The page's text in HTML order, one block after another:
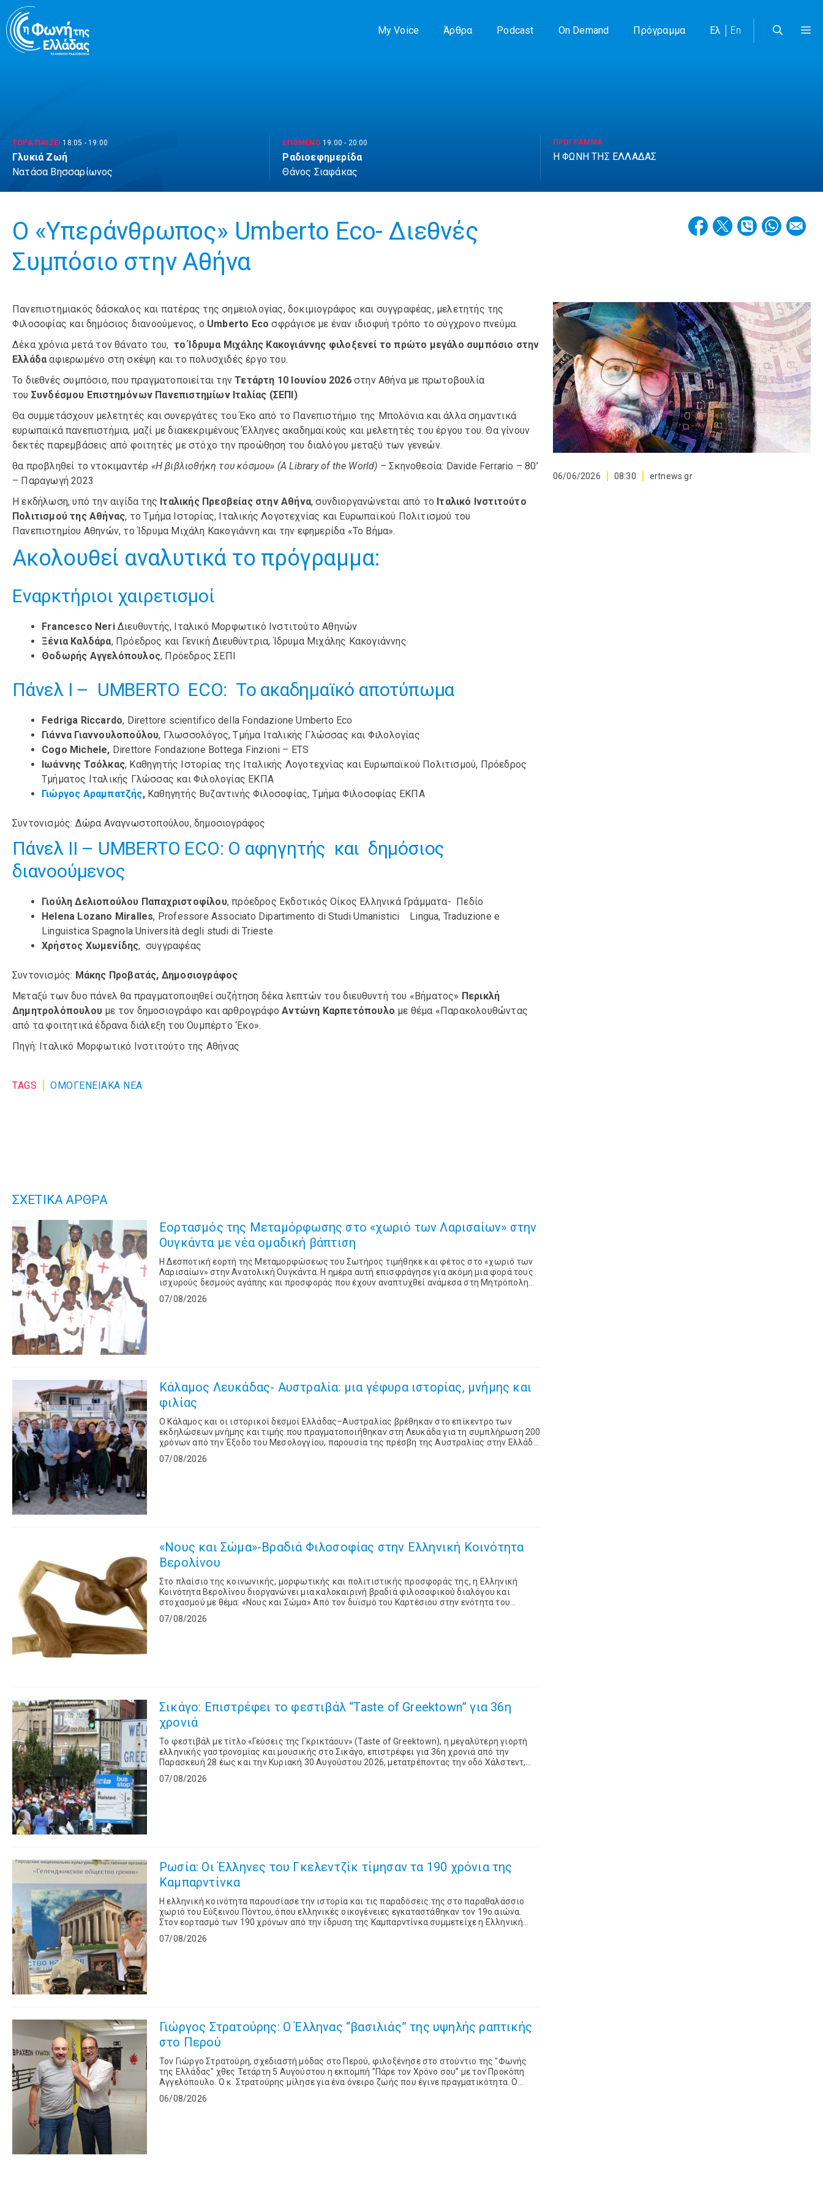
Μετάβαση
σε
περιεχόμενο
My Voice Άρθρα Podcast On Demand Πρόγραμμα Ελ En
ΤΩΡΑ ΠΑΙΖΕΙ18:05 -19:00
Γλυκιά Ζωή
Νατάσα Βησσαρίωνος
ΕΠΟΜΕΝΟ 19:00 - 20:00
Ραδιοεφημερίδα
Θάνος Σιαφάκας
ΠΡΟΓΡΑΜΜΑ
Η ΦΩΝΗ ΤΗΣ ΕΛΛΑΔΑΣ
Ο «Yπεράνθρωπος» Umberto Eco- Διεθνές
Συμπόσιο στην Αθήνα
Πανεπιστημιακός δάσκαλος και πατέρας της σημειολογίας, δοκιμιογράφος και συγγραφέας, μελετητής της
Φιλοσοφίας και δημόσιος διανοούμενος, ο Umberto Eco σφράγισε με έναν ιδιοφυή τρόπο το σύγχρονο πνεύμα.
Δέκα χρόνια μετά τον θάνατο του, το Ίδρυμα Μιχάλης Κακογιάννης φιλοξενεί το πρώτο μεγάλο συμπόσιο στην
Ελλάδα αφιερωμένο στη σκέψη και το πολυσχιδές έργο του.
Το διεθνές συμπόσιο, που πραγματοποιείται τηνΤετάρτη 10 Ιουνίου 2026στην Αθήνα με πρωτοβουλία
του Συνδέσμου Επιστημόνων Πανεπιστημίων Ιταλίας (ΣΕΠΙ)
Θα συμμετάσχουν μελετητές και συνεργάτες του Έκο από το Πανεπιστήμιο της Μπολόνια και άλλα σημαντικά
ευρωπαϊκά πανεπιστήμια, μαζί με διακεκριμένους Έλληνες ακαδημαϊκούς και μελετητές του έργου του. Θα γίνουν
δεκτές παρεμβάσεις από φοιτητές με στόχο την προώθηση του διαλόγου μεταξύ των γενεών.
θα προβληθεί το ντοκιμαντέρ «Η βιβλιοθήκη του κόσμου» (A Library of the World) – Σκηνοθεσία: Davide Ferrario – 80’
– Παραγωγή 2023
Η εκδήλωση, υπό την αιγίδα της Ιταλικής Πρεσβείας στην Αθήνα, συνδιοργανώνεται από το Ιταλικό Ινστιτούτο
Πολιτισμού της Αθήνας, το Τμήμα Ιστορίας, Ιταλικής Λογοτεχνίας και Ευρωπαϊκού Πολιτισμού του
Πανεπιστημίου Αθηνών, το Ίδρυμα Μιχάλη Κακογιάννη και την εφημερίδα «Το Βήμα».
Ακολουθεί αναλυτικά το πρόγραμμα:
Εναρκτήριοι χαιρετισμοί
Francesco NeriΔιευθυντής, Ιταλικό Μορφωτικό Ινστιτούτο Αθηνών
Ξένια Καλδάρα, Πρόεδρος και Γενική Διευθύντρια, Ίδρυμα Μιχάλης Κακογιάννης
Θοδωρής Αγγελόπουλος, Πρόεδρος ΣΕΠΙ
Πάνελ Ι – UMBERTO ECO: Το ακαδημαϊκό αποτύπωμα
Fedriga Riccardo, Direttore scientifico della Fondazione Umberto Eco
Γιάννα Γιαννουλοπούλου, Γλωσσολόγος, Τμήμα Ιταλικής Γλώσσας και Φιλολογίας
Cogo Michele, Direttore Fondazione Bottega Finzioni – ETS
Ιωάννης Τσόλκας, Καθηγητής Ιστορίας της Ιταλικής Λογοτεχνίας και Ευρωπαϊκού Πολιτισμού, Πρόεδρος
Τμήματος Ιταλικής Γλώσσας και Φιλολογίας ΕΚΠΑ
Γιώργος Αραμπατζής, Καθηγητής Βυζαντινής Φιλοσοφίας, Τμήμα Φιλοσοφίας ΕΚΠΑ
Συντονισμός: Δώρα Αναγνωστοπούλου, δημοσιογράφος
Πάνελ ΙΙ – UMBERTO ECO: Ο αφηγητής και δημόσιος
διανοούμενος
Γιούλη Δελιοπούλου Παπαχριστοφίλου, πρόεδρος Εκδοτικός Οίκος Ελληνικά Γράμματα- Πεδίο
Helena Lozano Miralles, Professore Associato Dipartimento di Studi Umanistici Lingua, Traduzione e
Linguistica Spagnola Università degli studi di Trieste
Χρήστος Χωμενίδης, συγγραφέας
Συντονισμός: Μάκης Προβατάς, Δημοσιογράφος
Μεταξύ των δυο πάνελ θα πραγματοποιηθεί συζήτηση δέκα λεπτών του διευθυντή του «Βήματος» Περικλή
Δημητρολόπουλου με τον δημοσιογράφο και αρθρογράφοΑντώνη Καρπετόπουλο με θέμα «Παρακολουθώντας
από τα φοιτητικά έδρανα διάλεξη του Ουμπέρτο ‘Εκο».
Πηγή: Ιταλικό Μορφωτικό Ινστιτούτο της Αθήνας
TAGS ΟΜΟΓΕΝΕΙΑΚΆ ΝΈΑ
06/06/2026 08:30 ertnews.gr
ΣΧΕΤΙΚΑ ΑΡΘΡΑ
Εορτασμός της Μεταμόρφωσης στο «χωριό των Λαρισαίων» στην
Ουγκάντα με νέα ομαδική βάπτιση
Η Δεσποτική εορτή της Μεταμορφώσεως του Σωτήρος τιμήθηκε και φέτος στο «χωριό των
Λαρισαίων» στην Ανατολική Ουγκάντα. Η ημέρα αυτή επισφράγησε για ακόμη μια φορά τους
ισχυρούς δεσμούς αγάπης και προσφοράς που έχουν αναπτυχθεί ανάμεσα στη Μητρόπολη
07/08/2026
Κάλαμος Λευκάδας- Αυστραλία: μια γέφυρα ιστορίας, μνήμης και
φιλίας
Ο Κάλαμος και οι ιστορικοί δεσμοί Ελλάδας–Αυστραλίας βρέθηκαν στο επίκεντρο των
εκδηλώσεων μνήμης και τιμής που πραγματοποιήθηκαν στη Λευκάδα για τη συμπλήρωση 200
χρόνων από την Έξοδο του Μεσολογγίου, παρουσία της πρέσβη της Αυστραλίας στην Ελλάδα,
07/08/2026
«Νους και Σώμα»-Βραδιά Φιλοσοφίας στην Ελληνική Κοινότητα
Βερολίνου
Στο πλαίσιο της κοινωνικής, μορφωτικής και πολιτιστικής προσφοράς της, η Ελληνική
Κοινότητα Βερολίνου διοργανώνει μια καλοκαιρινή βραδιά φιλοσοφικού διαλόγου και
στοχασμού με θέμα: «Νους και Σώμα» Από τον δυϊσμό του Καρτέσιου στην ενότητα του
07/08/2026
Σικάγο: Επιστρέφει το φεστιβάλ “Taste of Greektown” για 36η
χρονιά
Το φεστιβάλ με τίτλο «Γεύσεις της Γκρικτάουν» (Taste of Greektown), η μεγαλύτερη γιορτή
ελληνικής γαστρονομίας και μουσικής στο Σικάγο, επιστρέφει για 36η χρονιά από την
Παρασκευή 28 έως και την Κυριακή 30 Αυγούστου 2026, μετατρέποντας την οδό Χάλστεντ,
07/08/2026
Ρωσία: Οι Έλληνες του Γκελεντζίκ τίμησαν τα 190 χρόνια της
Καμπαρντίνκα
Η ελληνική κοινότητα παρουσίασε την ιστορία και τις παραδόσεις της στο παραθαλάσσιο
χωριό του Εύξεινου Πόντου, όπου ελληνικές οικογένειες εγκαταστάθηκαν τον 19ο αιώνα.
Στον εορτασμό των 190 χρόνων από την ίδρυση της Καμπαρντίνκα συμμετείχε η Ελληνική
07/08/2026
Γιώργος Στρατούρης: Ο Έλληνας “βασιλιάς” της υψηλής ραπτικής
στο Περού
Toν Γιώργο Στρατούρη, σχεδιαστή μόδας στο Περού, φιλοξένησε στο στούντιο της "Φωνής
της Ελλάδας" χθες Τετάρτη 5 Αυγούστου η εκπομπή ”Πάρε τον Χρόνο σου” με τον Προκόπη
Αγγελόπουλο. Ο κ. Στρατούρης μίλησε για ένα όνειρο ζωής που έγινε πραγματικότητα. Ο
06/08/2026